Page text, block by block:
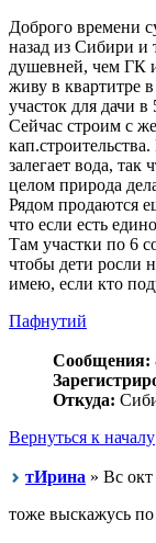
Доброго времени
назад из Сибири и
душевней, чем ГК
живу в квартитре
участок для дачи
Сейчас строим с
залегает вода,
целом природа
Рядом продаются
что если есть
Там участки по 6
чтобы дети росли
имею, если кто
Пафнутий
Сообщения:
Откуда:
Вернуться к началу
тИрина » Вс
тоже выскажусь